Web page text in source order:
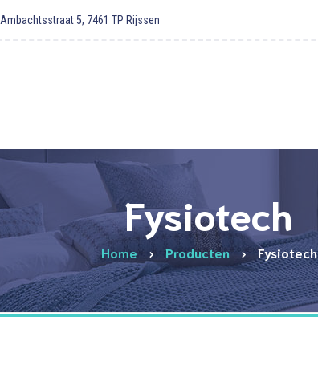
Ambachtsstraat 5, 7461 TP Rijssen
Fysiotech
Home Producten Fysiotech